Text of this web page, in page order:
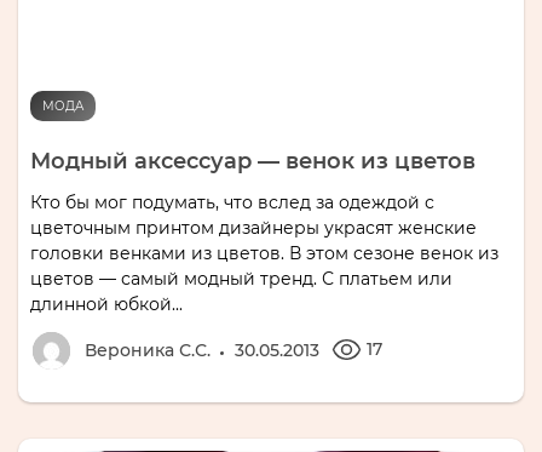
МОДА
Модный аксессуар — венок из цветов
Кто бы мог подумать, что вслед за одеждой с
цветочным принтом дизайнеры украсят женские
головки венками из цветов. В этом сезоне венок из
цветов — самый модный тренд. С платьем или
длинной юбкой...
Вероника С.С. 30.05.2013 17